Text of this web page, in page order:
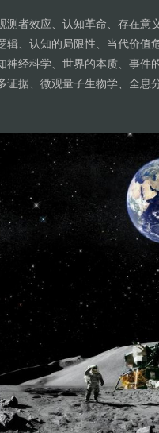
测者效应、认知革命、存在意
辑、认知的局限性、当代价值
神经科学、世界的本质、事件
证据、微观量子生物学、全息